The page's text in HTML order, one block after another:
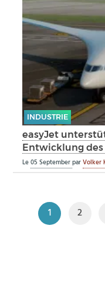
INDUSTRIE
easyJet
Entwicklung
Le05 SeptemberparVolker
1 2